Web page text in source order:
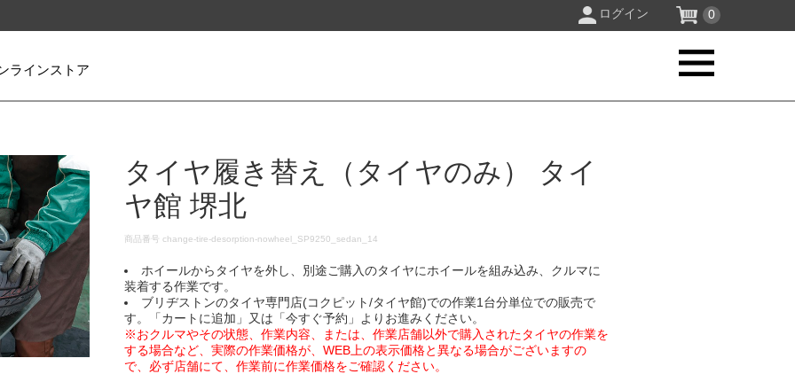
ログイン 0
ラインストア
タイヤ履き替え（タイヤのみ） タイ
ヤ館 堺北
DETAILS
商品番号change-tire-desorption-nowheel_SP9250_sedan_14
ホイールからタイヤを外し、別途ご購入のタイヤにホイールを組み込み、クルマに
装着する作業です。
ブリヂストンのタイヤ専門店(コクピット/タイヤ館)での作業1台分単位での販売で
す。「カートに追加」又は「今すぐ予約」よりお進みください。
※おクルマやその状態、作業内容、または、作業店舗以外で購入されたタイヤの作業を
する場合など、実際の作業価格が、WEB上の表示価格と異なる場合がございますの
で、必ず店舗にて、作業前に作業価格をご確認ください。